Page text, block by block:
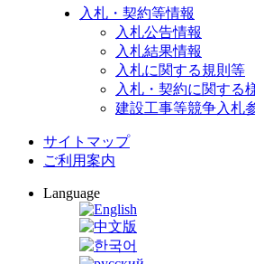
入札・契約等情報
入札公告情報
入札結果情報
入札に関する規則等
入札・契約に関する
建設工事等競争入札
サイトマップ
ご利用案内
Language